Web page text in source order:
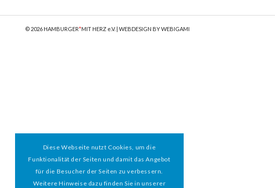
© 2026 HAMBURGER*MIT HERZ e.V. | WEBDESIGN BY WEBIGAMI
Diese Webseite nutzt Cookies, um die
Funktionalität der Seiten und damit das Angebot
für die Besucher der Seiten zu verbessern.
Weitere Hinweise dazu finden Sie in unserer